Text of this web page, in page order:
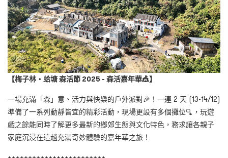
【梅子林・蛤塘 森活節 2025 - 森活嘉年華🎪】
一場充滿「森」意、活力與快樂的戶外派對🎉！一連 2 天 (13-14/12)
準備了一系列動靜皆宜的精彩活動，現場更設有多個攤位🫗，玩遊
戲之餘能同時了解更多最新的鄉郊生態與文化特色，務求讓各親子
家庭沉浸在這趟充滿奇妙體驗的嘉年華之旅！